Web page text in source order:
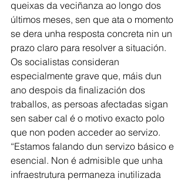
queixas da veciñanza ao longo dos
últimos meses, sen que ata o momento
se dera unha resposta concreta nin un
prazo claro para resolver a situación.
Os socialistas consideran
especialmente grave que, máis dun
ano despois da finalización dos
traballos, as persoas afectadas sigan
sen saber cal é o motivo exacto polo
que non poden acceder ao servizo.
“Estamos falando dun servizo básico e
esencial. Non é admisible que unha
infraestrutura permaneza inutilizada